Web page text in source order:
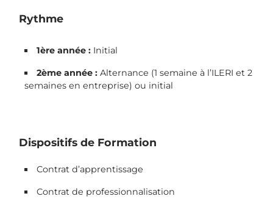
Rythme
1ère année : Initial
2ème année : Alternance (1 semaine à l’ILERI et 2
semaines en entreprise) ou initial
Dispositifs de Formation
Contrat d’apprentissage
Contrat de professionnalisation